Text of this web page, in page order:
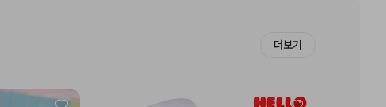
더보기